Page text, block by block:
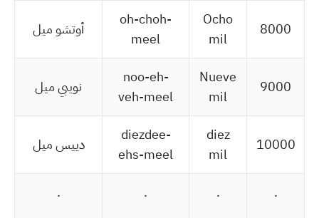
8000
Ocho
mil
oh-choh-
meel
أوتشو ميل
9000
Nueve
mil
noo-eh-
veh-meel
نويبي ميل
10000
diez
mil
diezdee-
ehs-meel
دييس ميل
.
.
.
.